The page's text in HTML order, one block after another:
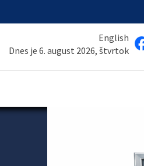
English
Dnes je 6. august 2026, štvrtok